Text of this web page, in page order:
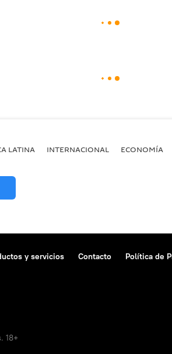
LATINA INTERNACIONAL ECONOMÍA
y servicios Contacto Política de
18+